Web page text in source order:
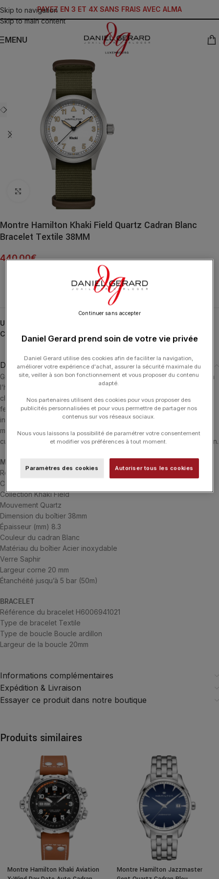
Skip to navigation
Skip to main content
PAYEZ EN 3 ET 4X SANS FRAIS AVEC ALMA
MENU
Click to enlarge
Montre Hamilton Khaki Field Quartz Cadran Blanc
Bracelet Textile 38MM
440.00€
UGS :
Catégories :
HAMILTON HORLOGERIE ,
Description
Grâce à son design sobre, la Khaki Field quartz marque le retour à
l’héritage militaire d’Hamilton. Le cadran affiche une typographie
claire avec des chiffres arabes droits et une minuterie chemin de
fer. D’un blanc sobre, le cadran épuré est mis en valeur par des
index revêtus de Super-LumiNova® de couleur radium vieilli. La
montre, dotée d’un bracelet en tissu NATO vert et de passants en
cuir marron, est idéale pour vos prochaines aventures sur le terrain.
MONTRE
Référence H69401910
Calibre F06.105
Collection Khaki Field
Mouvement Quartz
Dimension du boîtier 38mm
Épaisseur (mm) 8.3
Couleur du cadran Blanc
Matériau du boîtier Acier inoxydable
Verre Saphir
Largeur corne 20 mm
Étanchéité jusqu’à 5 bar (50m)
BRACELET
Référence du bracelet H6006941021
Type de bracelet Textile
Type de boucle Boucle ardillon
Largeur de la boucle 20mm
Informations complémentaires
Expédition & Livraison
Essayer ce produit dans notre boutique
Produits similaires
Montre Hamilton Khaki Aviation
Montre Hamilton Jazzmaster
Daniel Gerard prend soin de votre vie privée
Daniel Gerard utilise des cookies afin de faciliter la navigation,
améliorer votre expérience d'achat, assurer la sécurité maximale du
site, veiller à son bon fonctionnement et vous proposer du contenu
adapté.
Nos partenaires utilisent des cookies pour vous proposer des
publicités personnalisées et pour vous permettre de partager nos
contenus sur vos réseaux sociaux.
Nous vous laissons la possibilité de paramétrer votre consentement
et modifier vos préférences à tout moment.
Paramètres des cookies Autoriser tous les cookies
Continuer sans accepter